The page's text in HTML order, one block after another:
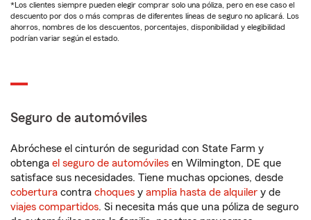
*Los clientes siempre pueden elegir comprar solo una póliza, pero en ese caso el
descuento por dos o más compras de diferentes líneas de seguro no aplicará. Los
ahorros, nombres de los descuentos, porcentajes, disponibilidad y elegibilidad
podrían variar según el estado.
Seguro de automóviles
Abróchese el cinturón de seguridad con State Farm y
obtenga el seguro de automóviles en Wilmington, DE que
satisface sus necesidades. Tiene muchas opciones, desde
cobertura contra choques y amplia hasta de alquiler y de
viajes compartidos. Si necesita más que una póliza de seguro